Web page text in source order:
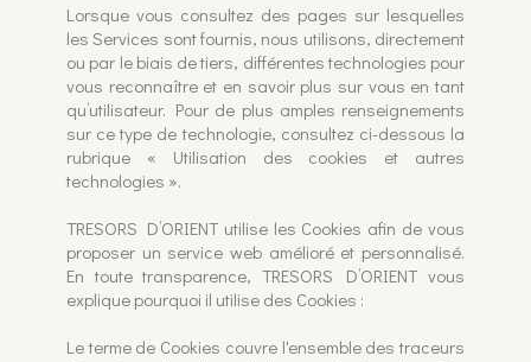
Lorsque vous consultez des pages sur lesquelles
les Services sont fournis, nous utilisons, directement
ou par le biais de tiers, différentes technologies pour
vous reconnaître et en savoir plus sur vous en tant
qu’utilisateur. Pour de plus amples renseignements
sur ce type de technologie, consultez ci-dessous la
rubrique « Utilisation des cookies et autres
technologies ».
TRESORS D’ORIENT utilise les Cookies afin de vous
proposer un service web amélioré et personnalisé.
En toute transparence, TRESORS D’ORIENT vous
explique pourquoi il utilise des Cookies :
Le terme de Cookies couvre l'ensemble des traceurs